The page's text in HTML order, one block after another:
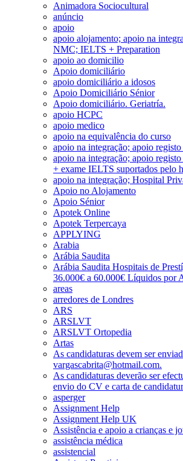
Animadora Sociocultural
anúncio
apoio
apoio alojamento; apoio na
NMC; IELTS + Preparation
apoio ao domicilio
Apoio domiciliário
apoio domiciliário a idosos
Apoio Domiciliário Sénior
Apoio domiciliário. Geriatría.
apoio HCPC
apoio medico
apoio na equivalência do curso
apoio na integração; apoio
apoio na integração; apoio
+ exame IELTS suportados pelo
apoio na integração; Hospital
Apoio no Alojamento
Apoio Sénior
Apotek Online
Apotek Terpercaya
APPLYING
Arabia
Arábia Saudita
Arábia Saudita Hospitais de
36.000€ a 60.000€ Líquidos por
areas
arredores de Londres
ARS
ARSLVT
ARSLVT Ortopedia
Artas
As candidaturas devem ser
vargascabrita@hotmail.com.
As candidaturas deverão ser
envio do CV e carta de
asperger
Assignment Help
Assignment Help UK
Assistência e apoio a crianças e
assistência médica
assistencial